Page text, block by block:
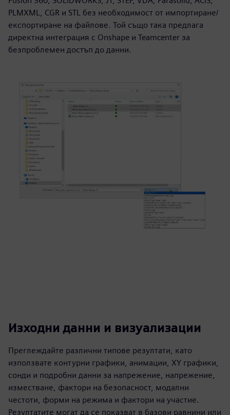
PLMXML, CGR и STL без необходимост от импортиране/
експортиране на файлове. Той също така предлага
директна интеграция с Onshape и Teamcenter за
безпроблемен достъп до данни.
Изходни данни и визуализации
Преглеждайте различни типове резултати, като
използвате контурни графики, анимации, XY графики,
сонди и подробни данни за напрежение, напрежение,
изместване, фактори на безопасност, модални
честоти, форми на режима и фактори на участие.
Резултатите могат да се показват в базови равнини или